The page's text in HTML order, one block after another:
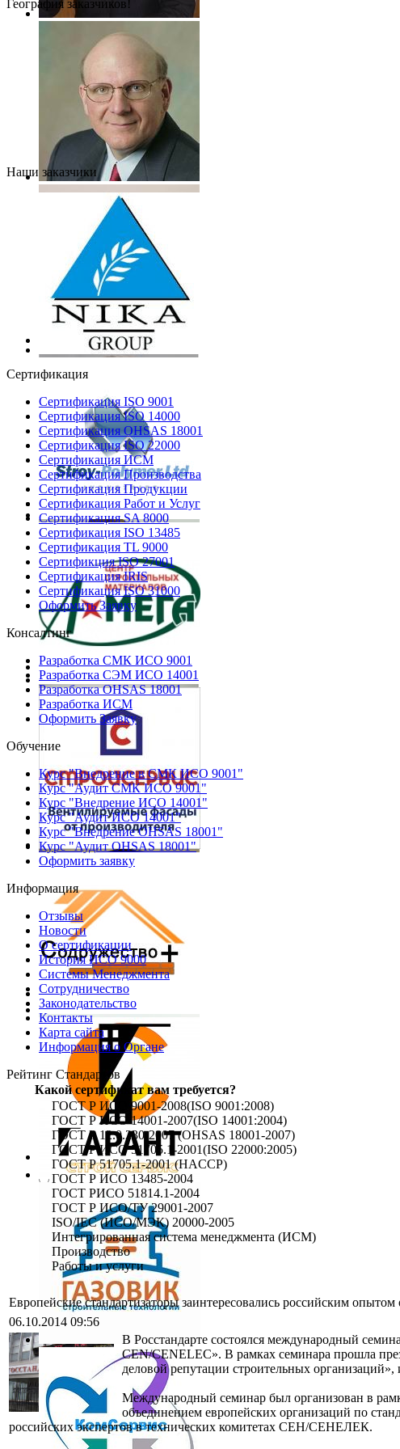
География заказчиков!
Наши заказчики
Сертификация
Сертификация ISO 9001
Сертификация ISO 14000
Сертификация OHSAS 18001
Сертификация ISO 22000
Сертификация ИСМ
Сертификация Производства
Сертификация Продукции
Сертификация Работ и Услуг
Сертификация SA 8000
Сертификация ISO 13485
Сертификация TL 9000
Сертификция ISO 27001
Сертификация IRIS
Сертификация ISO 31000
Оформить Заявку
Консалтинг
Разработка СМК ИСО 9001
Разработка СЭМ ИСО 14001
Разработка OHSAS 18001
Разработка ИСМ
Оформить Заявку
Обучение
Курс "Внедрение в СМК ИСО 9001"
Курс "Аудит СМК ИСО 9001"
Курс "Внедрение ИСО 14001"
Курс "Аудит ИСО 14001"
Курс "Внедрение OHSAS 18001"
Курс "Аудит OHSAS 18001"
Оформить заявку
Информация
Отзывы
Новости
О сертификации
История ИСО 9000
Системы Менеджмента
Сотрудничество
Законодательство
Контакты
Карта сайта
Информация о Органе
Рейтинг Стандартов
Какой сертификат вам требуется?
ГОСТ Р ИСО 9001-2008(ISO 9001:2008)
ГОСТ Р ИСО 14001-2007(ISO 14001:2004)
ГОСТ Р 12.0.230-2007 (OHSAS 18001-2007)
ГОСТ Р ИСО 51705.1-2001(ISO 22000:2005)
ГОСТ Р 51705.1-2001 (HACCP)
ГОСТ Р ИСО 13485-2004
ГОСТ РИСО 51814.1-2004
ГОСТ Р ИСО/ТУ 29001-2007
ISO/IEC (ИСО/МЭК) 20000-2005
Интегрированная система менеджмента (ИСМ)
Производство
Работы и услуги
Европейские стандартизаторы заинтересовались российским
06.10.2014 09:56
В Росстандарте состоялся международный
CEN/CЕNELEC». В рамках семинара прошла
деловой репутации строительных
Международный семинар был организован в
объединением европейских организаций по
российских экспертов в технических комитетах СЕН/СЕНЕЛЕК.